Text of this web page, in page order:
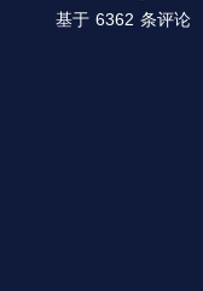
基于 6362 条评论